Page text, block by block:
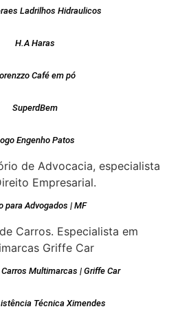
Ladrilhos Hidraulicos
H.A Haras
Café em pó
SuperdBem
Engenho Patos
para Advogados | MF
Multimarcas | Griffe Car
Técnica Ximendes